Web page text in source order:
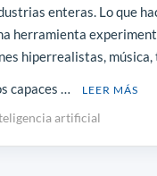
enteras. Lo que
herramienta
hiperrealistas,
capaces …
LEER MÁS
artificial